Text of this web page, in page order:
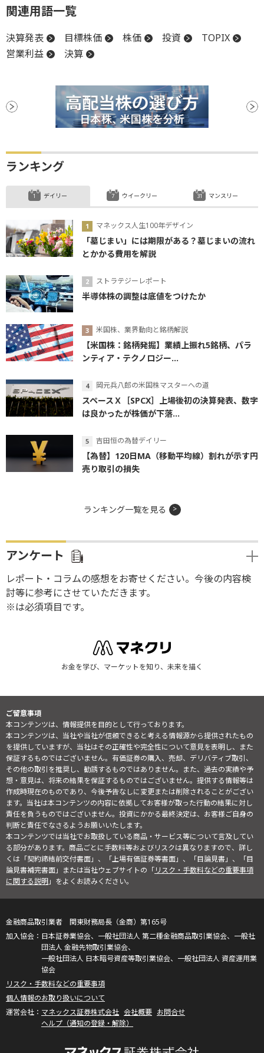
関連用語一覧
決算発表 目標株価 株価 投資
TOPIX
営業利益
決算
ランキング
デイリー
マネックス人生100年デザイン
「墓じまい」には期限がある？墓じまいの流れ
とかかる費用を解説
ストラテジーレポート
半導体株の調整は底値をつけたか
米国株、業界動向と銘柄解説
【米国株：銘柄発掘】業績上振れ5銘柄、パラ
ンティア・テクノロジー...
岡元兵八郎の米国株マスターへの道
スペースＸ［SPCX］上場後初の決算発表、数字
は良かったが株価が下落...
吉田恒の為替デイリー
【為替】120日MA（移動平均線）割れが示す円
売り取引の損失
ウイークリー マンスリー
ランキング一覧を見る
アンケート
レポート・コラムの感想をお寄せください。今後の内容検
討等に参考にさせていただきます。
※は必須項目です。
お金を学び、マーケットを知り、未来を描く
ご留意事項
本コンテンツは、情報提供を目的として行っております。
本コンテンツは、当社や当社が信頼できると考える情報源から提供されたもの
を提供していますが、当社はその正確性や完全性について意見を表明し、また
保証するものではございません。有価証券の購入、売却、デリバティブ取引、
その他の取引を推奨し、勧誘するものではありません。また、過去の実績や予
想・意見は、将来の結果を保証するものではございません。提供する情報等は
作成時現在のものであり、今後予告なしに変更または削除されることがござい
ます。当社は本コンテンツの内容に依拠してお客様が取った行動の結果に対し
責任を負うものではございません。投資にかかる最終決定は、お客様ご自身の
判断と責任でなさるようお願いいたします。
本コンテンツでは当社でお取扱している商品・サービス等について言及してい
る部分があります。商品ごとに手数料等およびリスクは異なりますので、詳し
くは「契約締結前交付書面」、「上場有価証券等書面」、「目論見書」、「目
論見書補完書面」または当社ウェブサイトの「リスク・手数料などの重要事項
に関する説明」をよくお読みください。
金融商品取引業者 関東財務局長（金商）第165号
日本証券業協会、一般社団法人 第二種金融商品取引業協会、一般社
団法人 金融先物取引業協会、
一般社団法人 日本暗号資産等取引業協会、一般社団法人 資産運用業
協会
リスク・手数料などの重要事項
個人情報のお取り扱いについて
マネックス証券株式会社 会社概要 お問合せ
ヘルプ（通知の登録・解除）